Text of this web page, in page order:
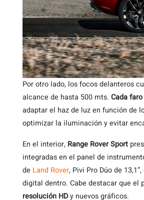
Por otro lado, los focos delanteros
alcance de hasta 500 mts. Cada
adaptar el haz de luz en función de
optimizar la iluminación y evitar
En el interior, Range Rover Sport
integradas en el panel de
de Land Rover, Pivi Pro Dúo de
digital dentro. Cabe destacar que
resolución HDy nuevos gráficos.